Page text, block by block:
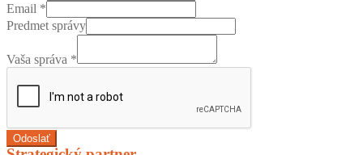
Email *
Predmet správy
Vaša správa *
Odoslať